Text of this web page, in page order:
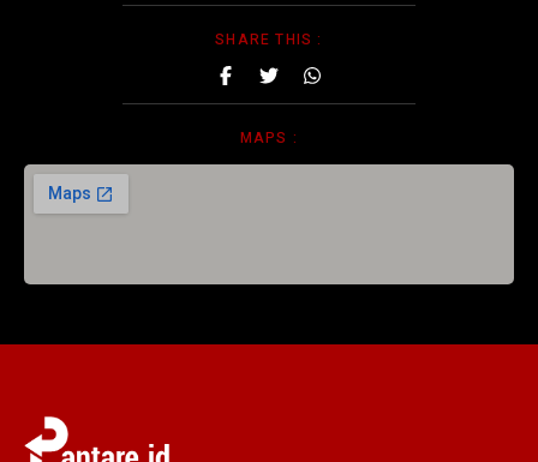
SHARE THIS :
MAPS :